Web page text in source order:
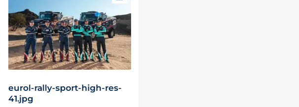
eurol-rally-sport-high-res-
41.jpg